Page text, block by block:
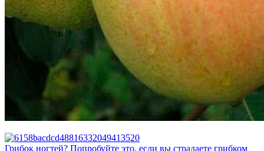
Грибок ногтей? Попробуйте это, если вы страдаете грибком